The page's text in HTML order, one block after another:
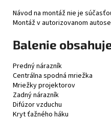
Návod na montáž nie je
Montáž v autorizovanom
Balenie
Predný nárazník
Centrálna spodná mriežka
Mriežky projektorov
Zadný nárazník
Difúzor vzduchu
Kryt ťažného háku